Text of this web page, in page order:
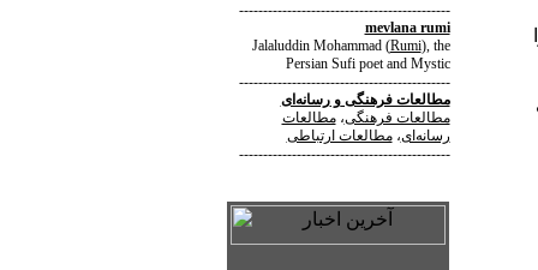
--------------------------------------------
mevlana rumi
Jalaluddin Mohammad(Rumi), the
Persian Sufi poet and Mystic
--------------------------------------------
مطالعات فرهنگیورسانه‌ای
مطالعات فرهنگی،مطالعات
رسانه‌ای،مطالعات ارتباطی
--------------------------------------------